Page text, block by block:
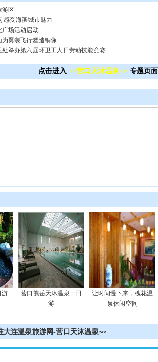
游区
感受海滨城市魅力
场活动启动
为翼装飞行塑造铜像
处举办第六届环卫工人日劳动技能竞赛
点击进入 <<营口天沐温泉>> 专题页面
游
营口熊岳天沐温泉一日
游
让时间慢下来，槐花温
泉休闲空间
连温泉旅游网-营口天沐温泉~~